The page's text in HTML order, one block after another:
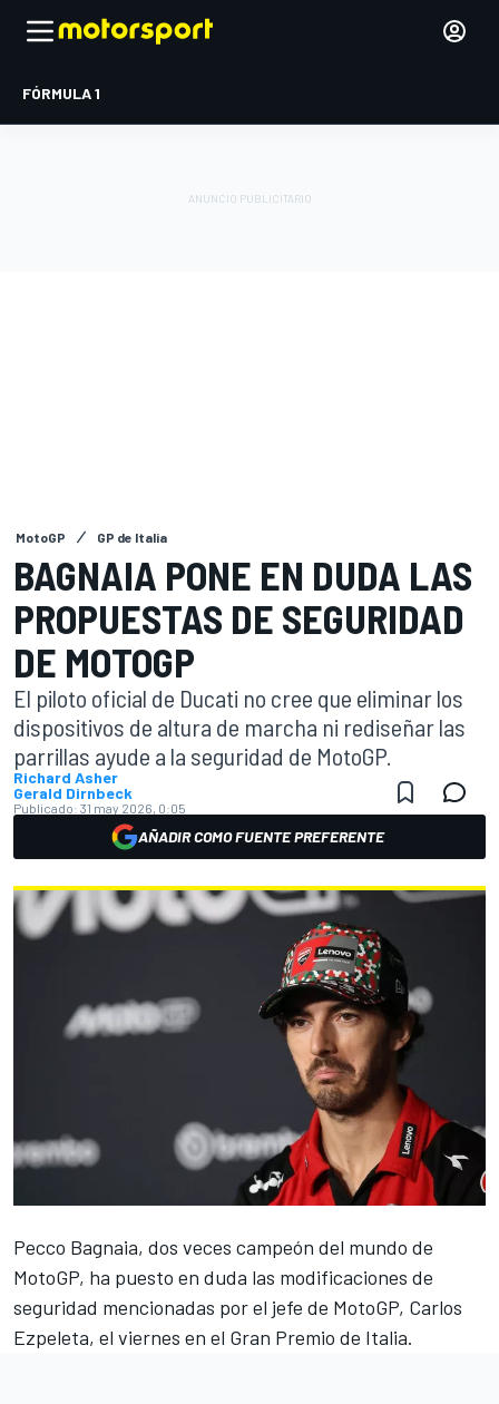
FÓRMULA 1
MotoGP GP de Italia
BAGNAIA PONE EN DUDA LAS
PROPUESTAS DE SEGURIDAD
DE MOTOGP
El piloto oficial de Ducati no cree que eliminar los
dispositivos de altura de marcha ni rediseñar las
parrillas ayude a la seguridad de MotoGP.
Richard Asher
Gerald Dirnbeck
Publicado: 31 may 2026, 0:05
AÑADIR COMO FUENTE PREFERENTE
Pecco Bagnaia, dos veces campeón del mundo de
MotoGP, ha puesto en duda las modificaciones de
seguridad mencionadas por el jefe de MotoGP, Carlos
Ezpeleta, el viernes en el Gran Premio de Italia.